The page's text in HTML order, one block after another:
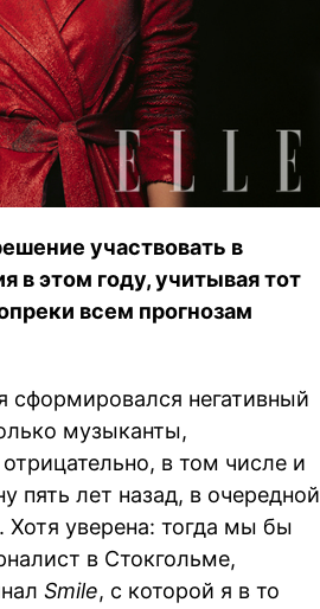
участвовать в
в этом году, учитывая тот
всем прогнозам
сформировался негативный
музыканты,
в том числе и
пять лет назад, в очередной
Хотя уверена: тогда мы бы
в Стокгольме,
Smile, с которой я в то